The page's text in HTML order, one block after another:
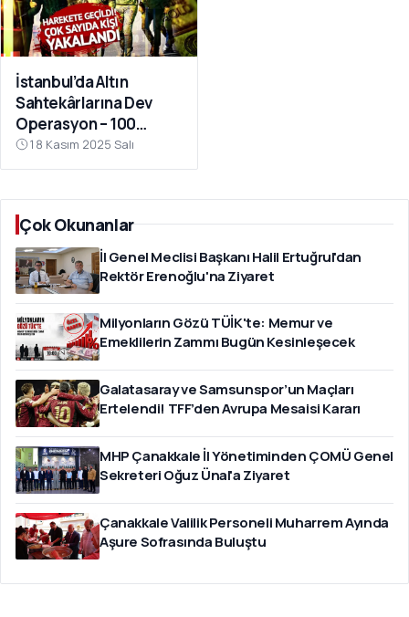
İstanbul’da Altın
Sahtekârlarına Dev
Operasyon – 100
Milyar TL Kamu Zararı
Ortaya Çıktı
18 Kasım 2025 Salı
Çok Okunanlar
İl Genel Meclisi Başkanı Halil Ertuğrul'dan
Rektör Erenoğlu'na Ziyaret
Milyonların Gözü TÜİK'te: Memur ve
Emeklilerin Zammı Bugün Kesinleşecek
Galatasaray ve Samsunspor’un Maçları
Ertelendi! TFF’den Avrupa Mesaisi Kararı
MHP Çanakkale İl Yönetiminden ÇOMÜ Genel
Sekreteri Oğuz Ünal'a Ziyaret
Çanakkale Valilik Personeli Muharrem Ayında
Aşure Sofrasında Buluştu